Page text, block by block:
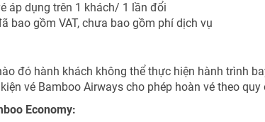
áp dụng trên 1 khách/ 1 lần đổi
bao gồm VAT, chưa bao gồm phí dịch vụ
đó hành khách không thể thực hiện hành trình
vé Bamboo Airways cho phép hoàn vé theo
Economy: